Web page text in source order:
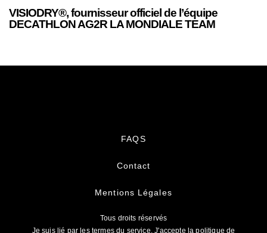
VISIODRY®, fournisseur officiel de l’équipe
DECATHLON AG2R LA MONDIALE TEAM
FAQS
Contact
Mentions Légales
Tous droits réservés
Je suis lié par les termes du service. J'accepte la politique de